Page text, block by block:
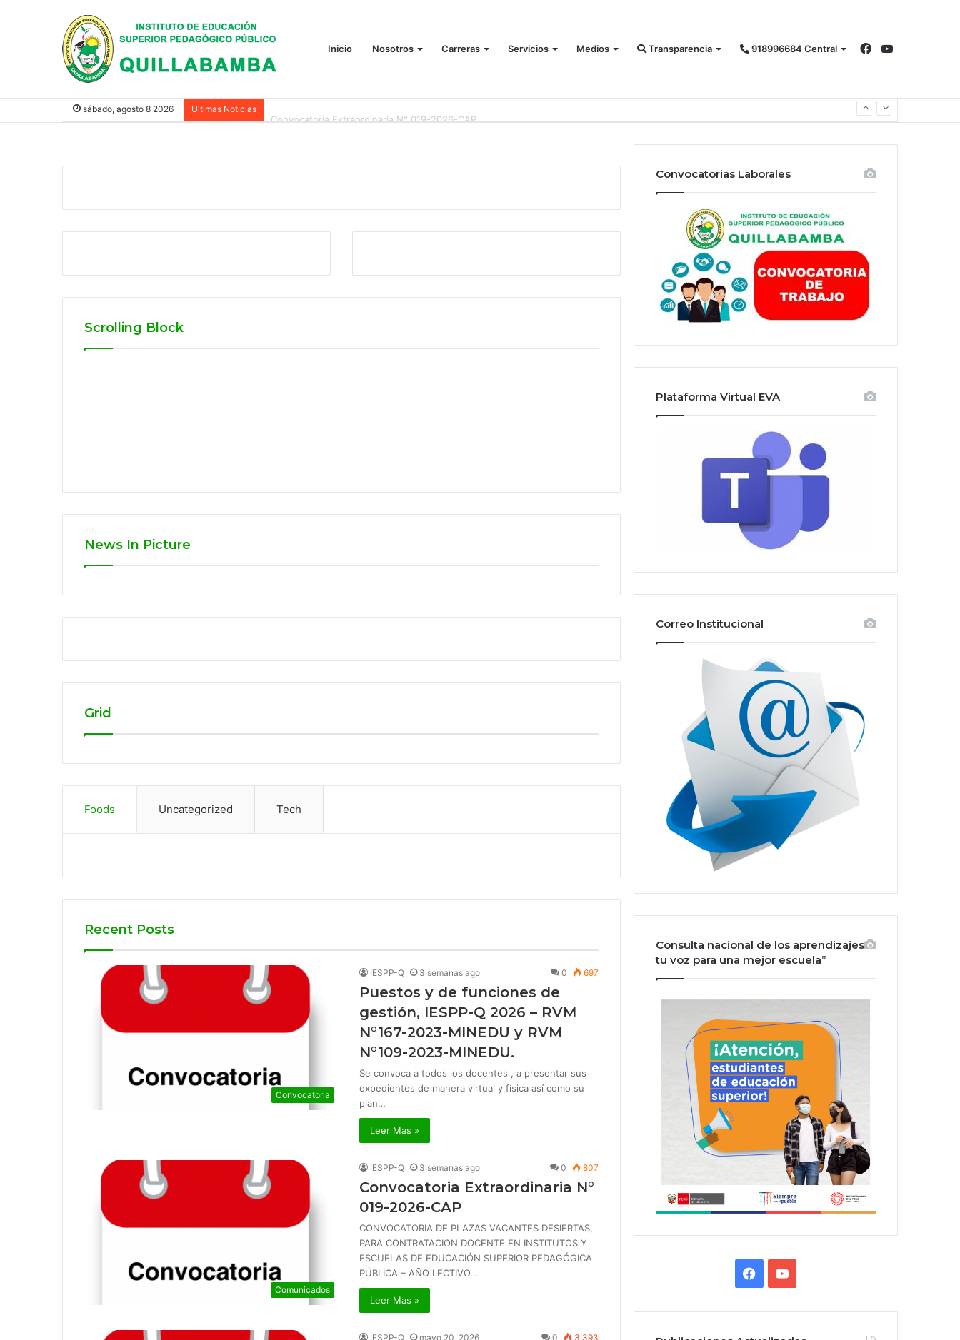
Inicio Nosotros Carreras Servicios Medios Transparencia 918996684 Central Facebook
sábado, agosto 8 2026 Ultimas Noticias
Scrolling Block
News In Picture
Grid
Foods Uncategorized Tech
Recent Posts
Convocatoria
IESPP-Q 3 semanas ago 0 697
Puestos y de funciones de
gestión, IESPP-Q 2026 – RVM
N°167-2023-MINEDU y RVM
N°109-2023-MINEDU.
Se convoca a todos los docentes , a presentar sus
expedientes de manera virtual y física así como su
plan…
Leer Mas »
Comunicados
IESPP-Q 3 semanas ago 0 807
Convocatoria Extraordinaria N°
019-2026-CAP
CONVOCATORIA DE PLAZAS VACANTES DESIERTAS,
PARA CONTRATACION DOCENTE EN INSTITUTOS Y
ESCUELAS DE EDUCACIÓN SUPERIOR PEDAGÓGICA
PÚBLICA – AÑO LECTIVO…
Leer Mas »
IESPP-Q mayo 20, 2026 0 3.393
Convocatorias Laborales
Plataforma Virtual EVA
Correo Institucional
Consulta nacional de los aprendizajes:
tu voz para una mejor escuela”
Facebook